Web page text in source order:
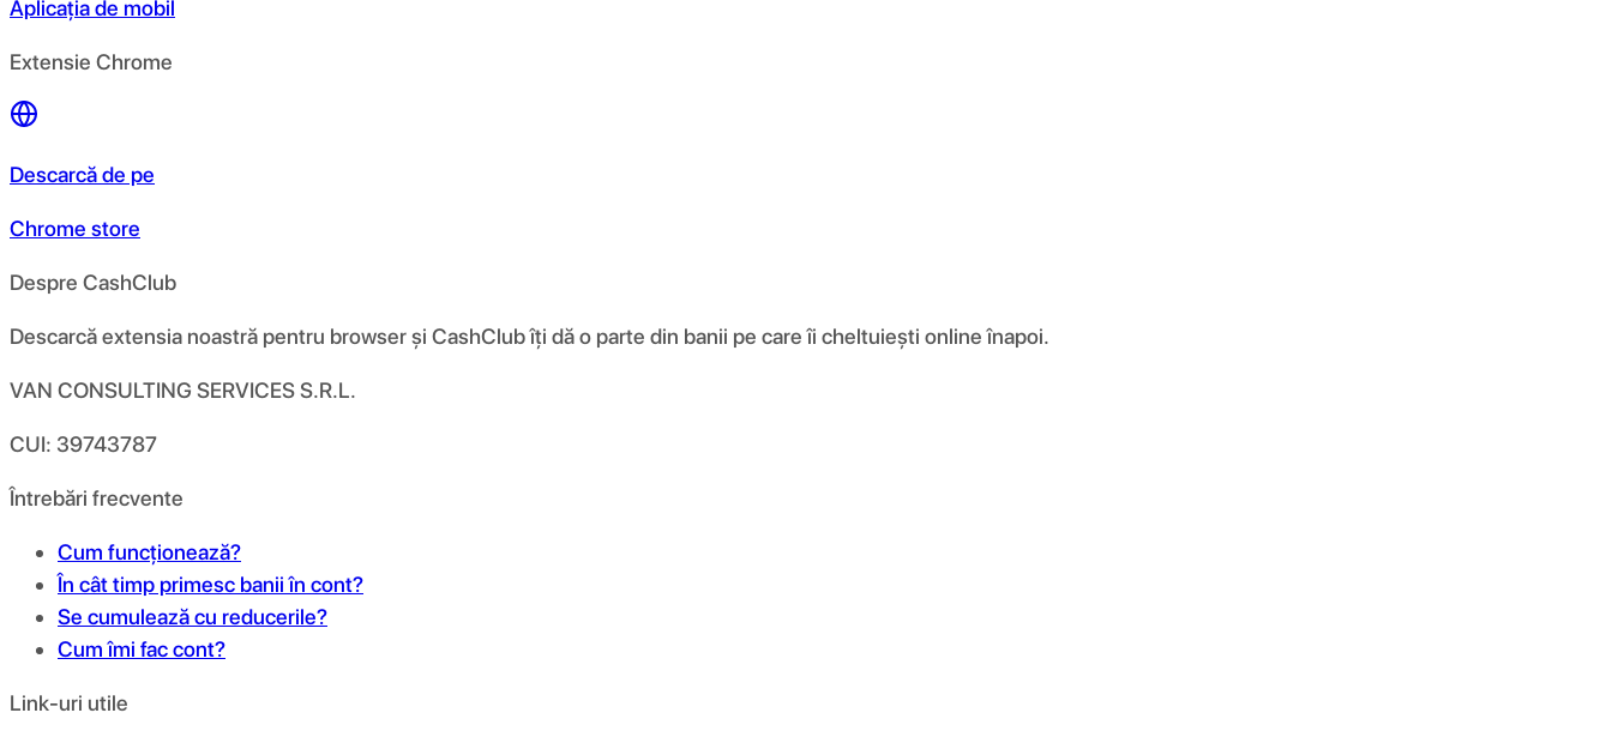
Aplicația de mobil
Extensie Chrome
Descarcă de pe
Chrome store
Despre CashClub
Descarcă extensia noastră pentru browser și CashClub îți dă o parte din banii pe care îi cheltuiești online înapoi.
VAN CONSULTING SERVICES S.R.L.
CUI: 39743787
Întrebări frecvente
Cum funcționează?
În cât timp primesc banii în cont?
Se cumulează cu reducerile?
Cum îmi fac cont?
Link-uri utile